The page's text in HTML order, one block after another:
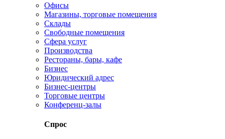
Офисы
Магазины, торговые помещения
Склады
Свободные помещения
Сфера услуг
Производства
Рестораны, бары, кафе
Бизнес
Юридический адрес
Бизнес-центры
Торговые центры
Конференц-залы
Спрос